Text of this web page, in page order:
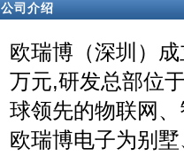
公司介绍
欧瑞博（深圳）
万元,研发总部位
球领先的物联网
欧瑞博电子为别